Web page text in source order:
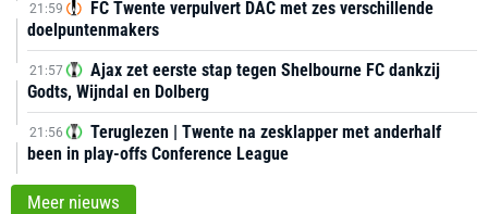
21:59
FC Twente verpulvert DAC met zes verschillende
doelpuntenmakers
21:57
Ajax zet eerste stap tegen Shelbourne FC dankzij
Godts, Wijndal en Dolberg
21:56
Teruglezen | Twente na zesklapper met anderhalf
been in play-offs Conference League
Meer nieuws